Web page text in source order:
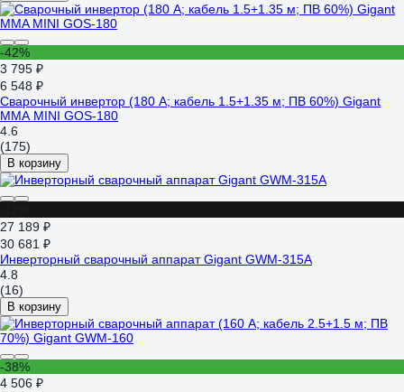
-42%
3 795 ₽
6 548 ₽
Сварочный инвертор (180 А; кабель 1.5+1.35 м; ПВ 60%) Gigant
MMA MINI GOS-180
4.6
(175)
В корзину
27 189 ₽
30 681 ₽
Инверторный сварочный аппарат Gigant GWM-315A
4.8
(16)
В корзину
-38%
4 506 ₽